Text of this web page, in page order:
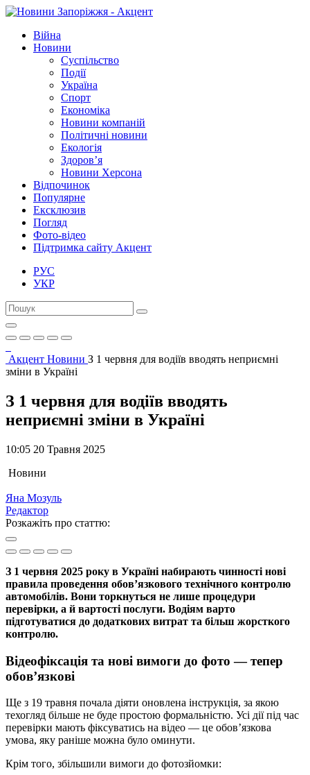
Війна
Новини
Суспільство
Події
Україна
Спорт
Економіка
Новини компаній
Політичні новини
Екологія
Здоров’я
Новини Херсона
Відпочинок
Популярне
Ексклюзив
Погляд
Фото-відео
Підтримка сайту Акцент
РУС
УКР
Акцент Новини З 1 червня для водіїв вводять неприємні
зміни в Україні
З 1 червня для водіїв вводять
неприємні зміни в Україні
10:05 20 Травня 2025
Новини
Яна Мозуль
Редактор
Розкажіть про статтю:
З 1 червня 2025 року в Україні набирають чинності нові
правила проведення обов’язкового технічного контролю
автомобілів. Вони торкнуться не лише процедури
перевірки, а й вартості послуги. Водіям варто
підготуватися до додаткових витрат та більш жорсткого
контролю.
Відеофіксація та нові вимоги до фото — тепер
обов’язкові
Ще з 19 травня почала діяти оновлена інструкція, за якою
техогляд більше не буде простою формальністю. Усі дії під час
перевірки мають фіксуватись на відео — це обов’язкова
умова, яку раніше можна було оминути.
Крім того, збільшили вимоги до фотозйомки: